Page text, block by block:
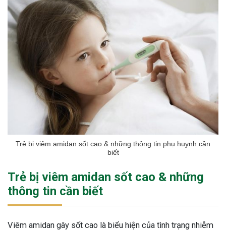
Trẻ bị viêm amidan sốt cao & những thông tin phụ huynh cần
biết
Trẻ bị viêm amidan sốt cao & những
thông tin cần biết
Viêm amidan gây sốt cao là biểu hiện của tình trạng nhiễm